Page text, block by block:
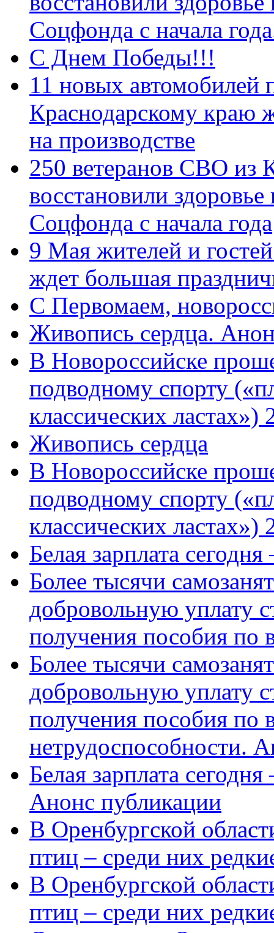
Соцфонда с начала
С Днем Победы!!!
11 новых автомобилей
Краснодарскому краю
на производстве
250 ветеранов СВО из
восстановили
Соцфонда с начала года
9 Мая жителей и
ждет большая
C Первомаем,
Живопись сердца.
В Новороссийске
подводному спорту
классических
Живопись сердца
В Новороссийске
подводному спорту
классических ластах»)
Белая зарплата
Более тысячи
добровольную уплату
получения пособия по
Более тысячи
добровольную уплату
получения пособия по
нетрудоспособности.
Белая зарплата
Анонс публикации
В Оренбургской
птиц – среди них
В Оренбургской
птиц – среди них